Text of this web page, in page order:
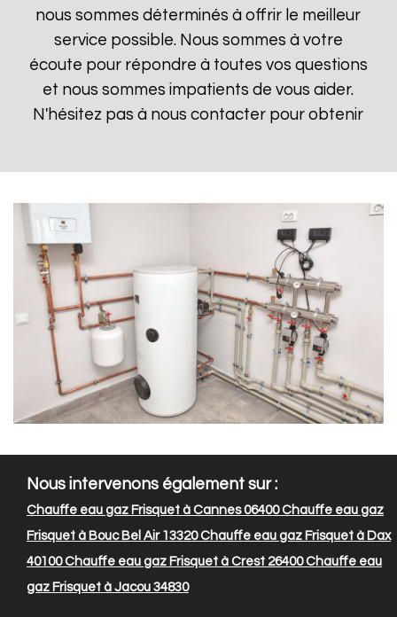
nous sommes déterminés à offrir le meilleur
service possible. Nous sommes à votre
écoute pour répondre à toutes vos questions
et nous sommes impatients de vous aider.
N'hésitez pas à nous contacter pour obtenir
Nous intervenons également sur :
Chauffe eau gaz Frisquet à Cannes 06400Chauffe eau gaz
Frisquet à Bouc Bel Air 13320Chauffe eau gaz Frisquet à Dax
40100Chauffe eau gaz Frisquet à Crest 26400Chauffe eau
gaz Frisquet à Jacou 34830